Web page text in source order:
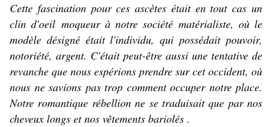
Cette fascination pour ces ascètes était en tout cas un
clin d'oeil moqueur à notre société matérialiste, où le
modèle désigné était l'individu, qui possédait pouvoir,
notoriété, argent. C'était peut-être aussi une tentative de
revanche que nous espérions prendre sur cet occident, où
nous ne savions pas trop comment occuper notre place.
Notre romantique rébellion ne se traduisait que par nos
cheveux longs et nos vêtements bariolés .